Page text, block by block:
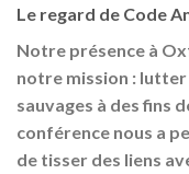
Le regard de Code
Notre présence à
notre mission : lutter
sauvages à des fins
conférence nous a
de tisser des liens